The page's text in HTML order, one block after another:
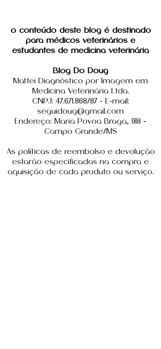
o conteúdo deste blog é destinado
para médicos veterinários e
estudantes de medicina veterinária
Blog Do Doug
Mattei Diagnóstico por Imagem em
Medicina Veterinária Ltda.
CNPJ: 47.671.868/87 - E-mail:
seguidoug@gmail.com
Endereço: Maria Povoa Braga, 918 -
Campo Grande/MS
As políticas de reembolso e devolução
estarão especificadas na compra e
aquisição de cada produto ou serviço.